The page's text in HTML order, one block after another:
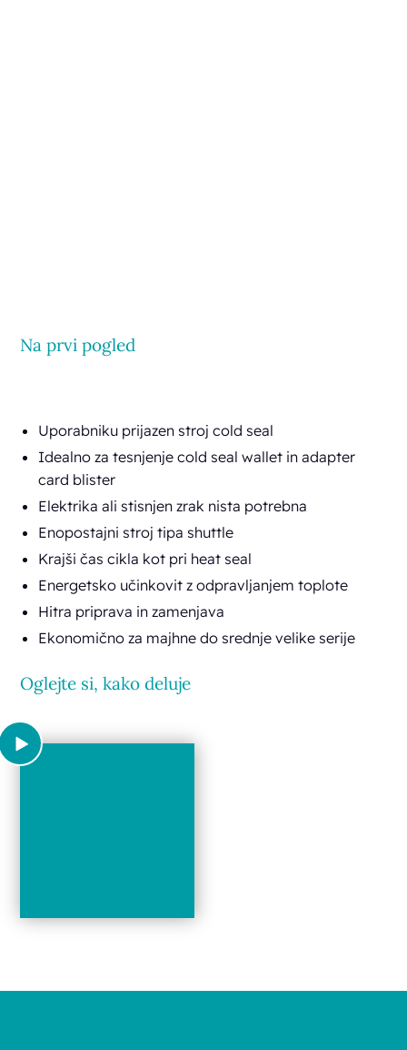
Na prvi pogled
Uporabniku prijazen stroj cold seal
Idealno za tesnjenje cold seal wallet in adapter
card blister
Elektrika ali stisnjen zrak nista potrebna
Enopostajni stroj tipa shuttle
Krajši čas cikla kot pri heat seal
Energetsko učinkovit z odpravljanjem toplote
Hitra priprava in zamenjava
Ekonomično za majhne do srednje velike serije
Oglejte si, kako deluje